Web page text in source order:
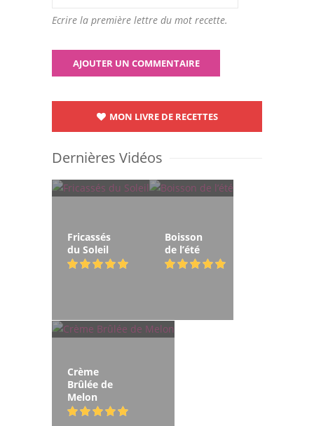
Ecrire la première lettre du mot recette.
MON LIVRE DE RECETTES
Dernières Vidéos
Fricassés
du Soleil
Boisson
de l’été
Crème
Brûlée de
Melon